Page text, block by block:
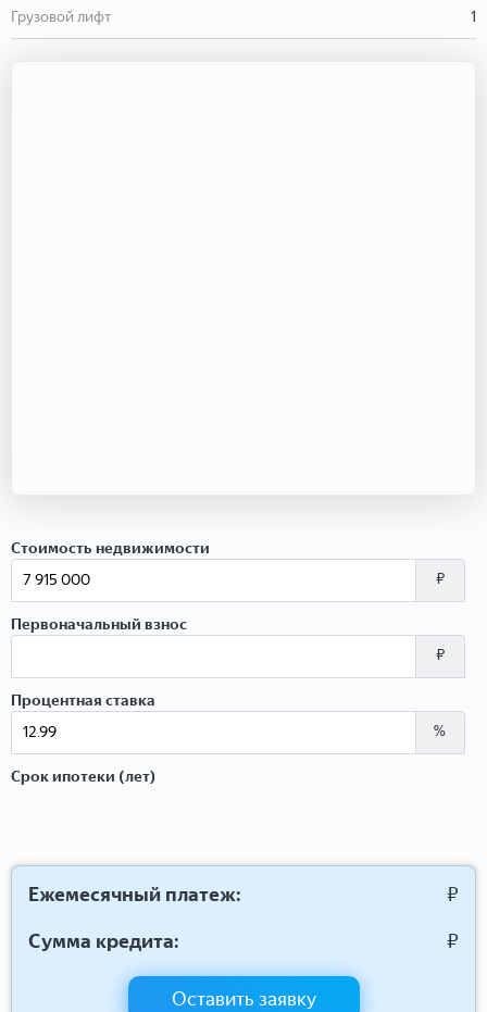
Грузовой лифт 1
Стоимость недвижимости
₽
Первоначальный взнос
₽
Процентная ставка
%
Срок ипотеки (лет)
Ежемесячный платеж:
₽
Сумма кредита:
₽
Оставить заявку